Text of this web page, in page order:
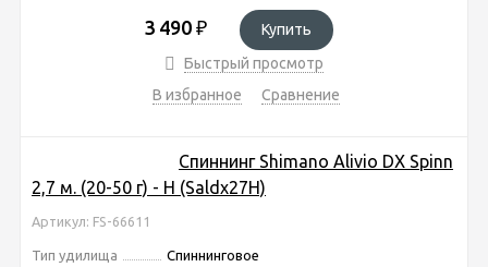
3 490 ₽
Купить
Быстрый просмотр
В избранное
Сравнение
Спиннинг Shimano Alivio DX Spinn
2,7 м. (20-50 г) - H (Saldx27H)
Артикул: FS-66611
Тип удилища Спиннинговое